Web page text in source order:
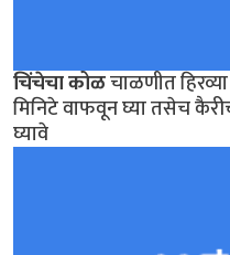
चिंचेचा कोळचाळणीत
मिनिटे वाफवून घ्या तसेच
घ्यावे